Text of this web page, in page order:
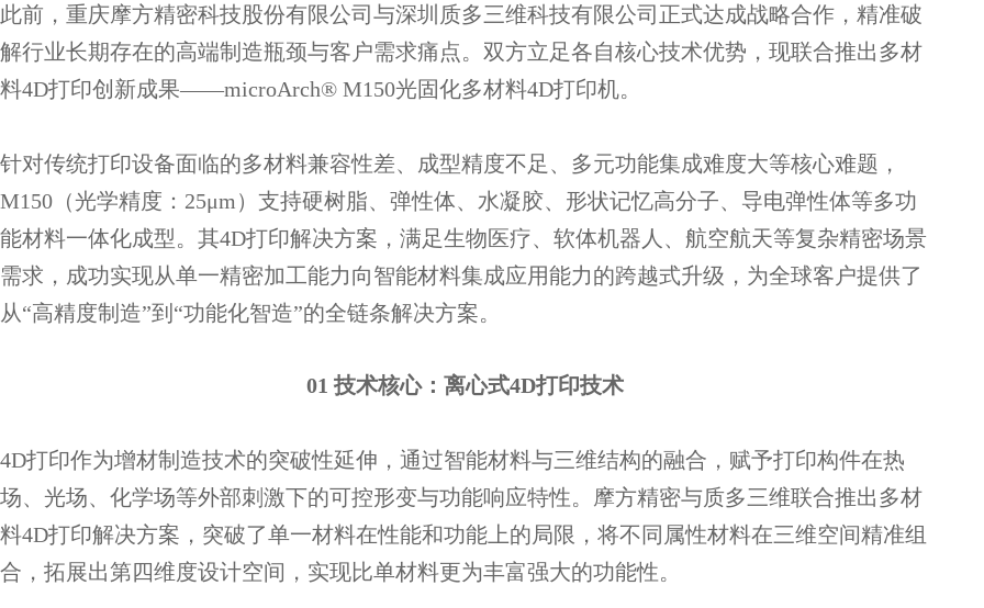
此前，重庆摩方精密科技股份有限公司与深圳质多三维科技有限公司正式达成战略合作，精准破
解行业长期存在的高端制造瓶颈与客户需求痛点。双方立足各自核心技术优势，现联合推出多材
料4D打印创新成果——microArch® M150光固化多材料4D打印机。
针对传统打印设备面临的多材料兼容性差、成型精度不足、多元功能集成难度大等核心难题，
M150（光学精度：25μm）支持硬树脂、弹性体、水凝胶、形状记忆高分子、导电弹性体等多功
能材料一体化成型。其4D打印解决方案，满足生物医疗、软体机器人、航空航天等复杂精密场景
需求，成功实现从单一精密加工能力向智能材料集成应用能力的跨越式升级，为全球客户提供了
从“高精度制造”到“功能化智造”的全链条解决方案。
01 技术核心：离心式4D打印技术
4D打印作为增材制造技术的突破性延伸，通过智能材料与三维结构的融合，赋予打印构件在热
场、光场、化学场等外部刺激下的可控形变与功能响应特性。摩方精密与质多三维联合推出多材
料4D打印解决方案，突破了单一材料在性能和功能上的局限，将不同属性材料在三维空间精准组
合，拓展出第四维度设计空间，实现比单材料更为丰富强大的功能性。